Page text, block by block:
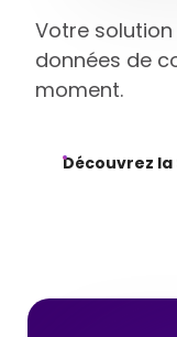
Votre
données de
moment.
Découvrez la